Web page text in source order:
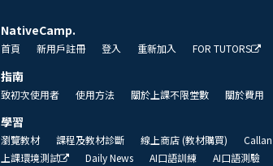
NativeCamp.
首頁 新用戶註冊 登入 重新加入 FOR TUTORS
指南
致初次使用者 使用方法 關於上課不限堂數 關於費用
學習
瀏覽教材 課程及教材診斷 線上商店 (教材購買)
上課環境測試
Daily News AI口語訓練 AI口語測驗